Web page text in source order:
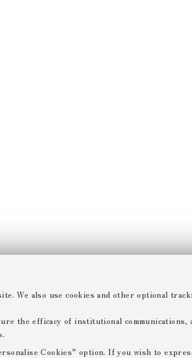
We also use cookies and other optional
the efficacy of institutional communications,
Cookies” option. If you wish to